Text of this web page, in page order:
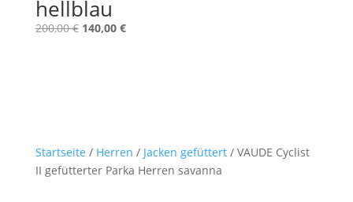
hellblau
200,00€ Ursprünglicher
140,00 €Aktueller
Startseite / Herren / Jacken gefüttert/ VAUDE Cyclist
II gefütterter Parka Herren savanna